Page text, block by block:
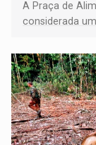
A Praça de
considerada